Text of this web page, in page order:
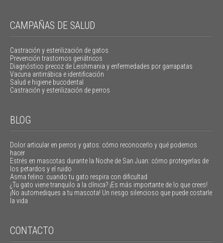
CAMPAÑAS DE SALUD
Castración y esterilización de gatos
Prevención trastornos geriátricos
Diagnóstico precoz de Leishmania y enfermedades por garrapatas
Vacuna antirrábica e identificación
Salud e higiene bucodental
Castración y esterilización de perros
BLOG
Dolor articular en perros y gatos: cómo reconocerlo y qué podemos
hacer
Estrés en mascotas durante la Noche de San Juan: cómo protegerlas de
los petardos y el ruido
Asma felino: cuando tu gato respira con dificultad
¿Tu gato viene tranquilo a la clínica? ¡Es más importante de lo que crees!
¡No automediques a tu mascota! Un riesgo silencioso que puede costarle
la vida
CONTACTO